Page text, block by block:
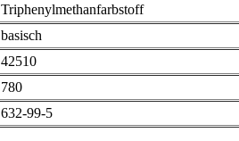
Triphenylmethanfarbstoff
basisch
42510
780
632-99-5